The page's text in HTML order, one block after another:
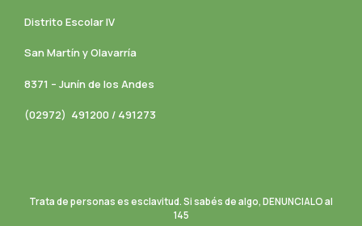
Distrito Escolar IV
San Martín y Olavarría
8371 – Junín de los Andes
(02972) 491200 / 491273
Trata de personas es esclavitud. Si sabés de algo, DENUNCIALO al
145